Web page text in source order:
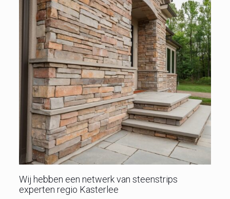
Wij hebben een netwerk van steenstrips
experten regio Kasterlee